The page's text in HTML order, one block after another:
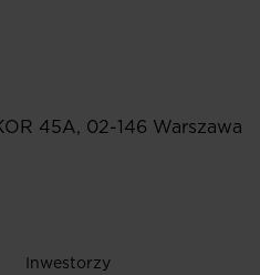
45A, 02-146 Warszawa
Inwestorzy